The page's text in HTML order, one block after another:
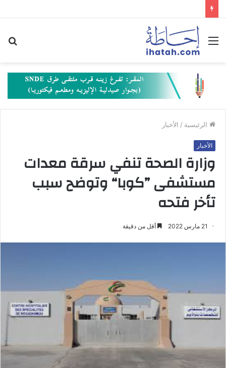
القائمة
الرئيسية / الأخبار
الأخبار
وزارة الصحة تنفي سرقة معدات
مستشفى ”كوبا“ وتوضح سبب
تأخر فتحه
21 مارس 2022 أقل من دقيقة